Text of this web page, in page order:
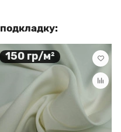
150 гр/м²